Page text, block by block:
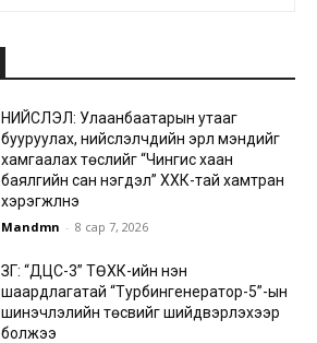
НИЙСЛЭЛ: Улаанбаатарын утааг
бууруулах, нийслэлчүүдийн эрүүл мэндийг
хамгаалах төслийг “Чингис хаан
баялгийн сан нэгдэл” ХХК-тай хамтран
хэрэгжүүлнэ
Mandmn - 8 сар 7, 2026
ЗГ: “ДЦС-3” ТӨХК-ийн нэн
шаардлагатай “Турбингенератор-5”-ын
шинэчлэлийн төсвийг шийдвэрлэхээр
болжээ